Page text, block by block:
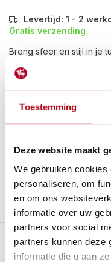
Toestemming
Deze website maakt
We gebruiken
personaliseren, om
en om ons
informatie over uw
partners voor social
partners kunnen deze
informatie die u aan
Levertijd: 1 - 2
Gratis verzending
Breng sfeer en stijl in je
buitenlamp. Een modern
buitenruimte verlicht met
Betaal achteraf met
dagen bedenktijd
Nieuw:Haal je
Stel een vraag over
Plus- en minpunten